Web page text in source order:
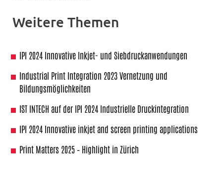
Weitere Themen
IPI 2024 Innovative Inkjet- und Siebdruckanwendungen
Industrial Print Integration 2023 Vernetzung und
Bildungsmöglichkeiten
IST INTECH auf der IPI 2024 Industrielle Druckintegration
IPI 2024 Innovative inkjet and screen printing applications
Print Matters 2025 – Highlight in Zürich